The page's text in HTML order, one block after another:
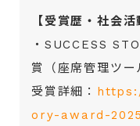
【受賞歴・社会活
・SUCCESS
賞（座席管理ツー
受賞詳細：
ory-award-